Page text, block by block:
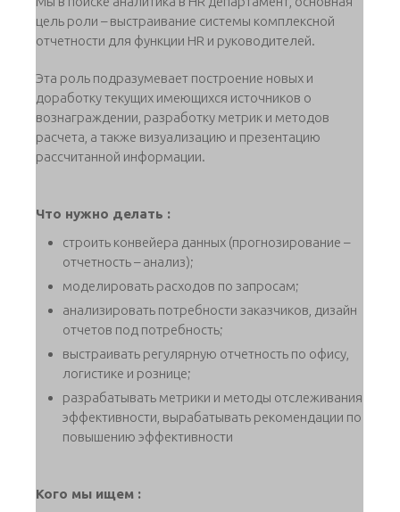
цель роли – выстраивание системы комплексной
отчетности для функции HR и руководителей.
Эта роль подразумевает построение новых и
доработку текущих имеющихся источников о
вознаграждении, разработку метрик и методов
расчета, а также визуализацию и презентацию
рассчитанной информации.
Что нужно делать :
строить конвейера данных (прогнозирование –
отчетность – анализ);
моделировать расходов по запросам;
анализировать потребности заказчиков, дизайн
отчетов под потребность;
выстраивать регулярную отчетность по офису,
логистике и рознице;
разрабатывать метрики и методы отслеживания
эффективности, вырабатывать рекомендации по
повышению эффективности
Кого мы ищем :